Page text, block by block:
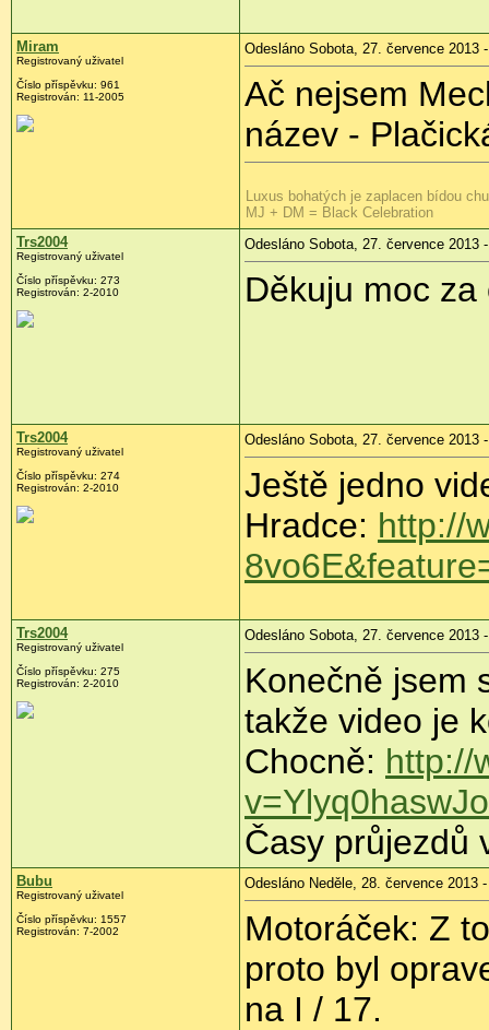
Miram
Registrovaný uživatel
Číslo příspěvku: 961
Registrován: 11-2005
Odesláno Sobota, 27. července 2013
Ač nejsem
název -
Luxus bohatých je zaplacen bídou
MJ + DM = Black Celebration
Trs2004
Registrovaný uživatel
Číslo příspěvku: 273
Registrován: 2-2010
Odesláno Sobota, 27. července 2013
Děkuju moc
Trs2004
Registrovaný uživatel
Číslo příspěvku: 274
Registrován: 2-2010
Odesláno Sobota, 27. července 2013
Ještě jedno
Hradce: http://
Trs2004
Registrovaný uživatel
Číslo příspěvku: 275
Registrován: 2-2010
Odesláno Sobota, 27. července 2013
Konečně jsem
takže video je
Chocně: http://
Časy průjezdů
Bubu
Registrovaný uživatel
Číslo příspěvku: 1557
Registrován: 7-2002
Odesláno Neděle, 28. července 2013
Motoráček: Z
proto byl
na I / 17.